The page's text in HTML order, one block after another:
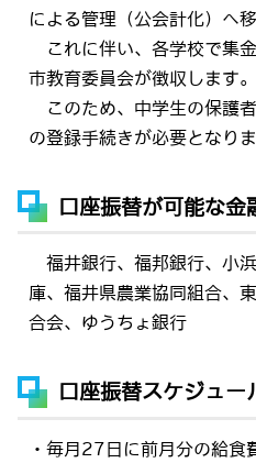
による管理（公会計化）へ
これに伴い、各学校で集
市教育委員会が徴収します。
このため、中学生の保護
の登録手続きが必要となりま
口座振替が可能な金
福井銀行、福邦銀行、小
庫、福井県農業協同組合、
合会、ゆうちょ銀行
口座振替スケジュー
・毎月27日に前月分の給食